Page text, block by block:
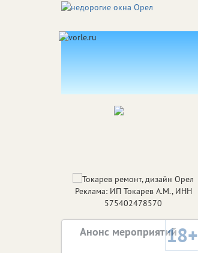
Реклама: ИП Токарев А.М., ИНН
575402478570
Анонс мероприятий18+